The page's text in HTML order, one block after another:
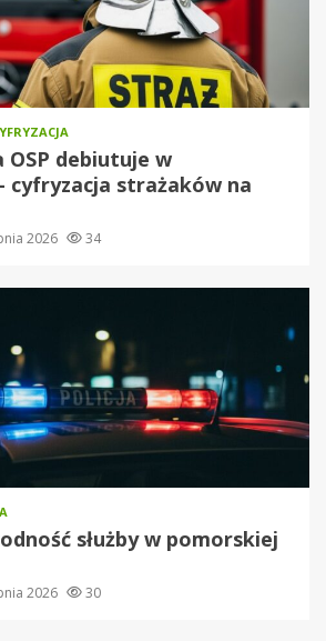
debiutuje w
cyfryzacja strażaków na
2026 34
służby w pomorskiej
2026 30